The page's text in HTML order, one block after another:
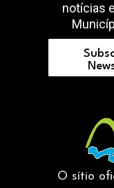
notícias
O sítio